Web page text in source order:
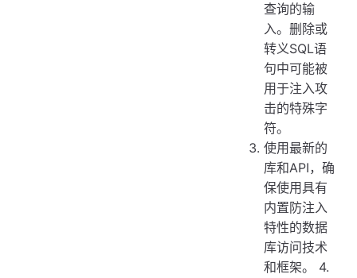
查询的输
入。删除或
转义SQL语
句中可能被
用于注入攻
击的特殊字
符。
使用最新的
库和API，确
保使用具有
内置防注入
特性的数据
库访问技术
和框架。 4.